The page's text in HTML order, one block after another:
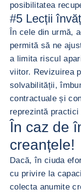
posibilitatea
#5 Lecții
În cele din urmă,
permită să ne
a limita riscul
viitor. Revizuirea
solvabilității,
contractuale și
reprezintă practici
În caz de
creanțele!
Dacă, în ciuda
cu privire la
colecta anumite